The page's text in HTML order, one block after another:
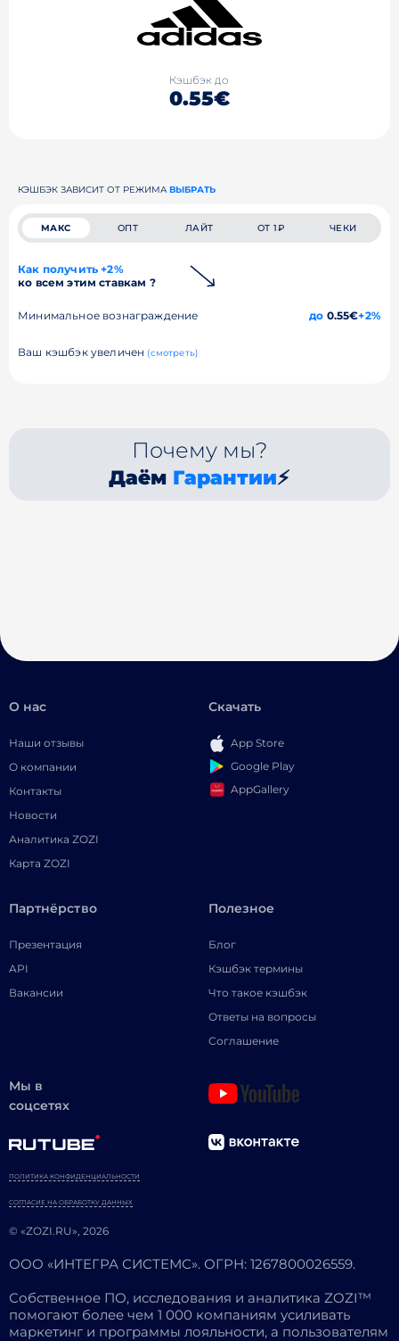
Кэшбэк до
0.55€
КЭШБЭК ЗАВИСИТ ОТ РЕЖИМА ВЫБРАТЬ
МАКС ОПТ ЛАЙТ ОТ 1₽ ЧЕКИ
Как получить +2%
ко всем этим ставкам ?
Минимальное вознаграждение до 0.55€+2%
Ваш кэшбэк увеличен (смотреть)
Почему мы?
Даём Гарантии⚡
О нас
Наши отзывы
О компании
Контакты
Новости
Аналитика ZOZI
Карта ZOZI
Скачать
App Store
Google Play
AppGallery
Партнёрство
Презентация
API
Вакансии
Полезное
Блог
Кэшбэк термины
Что такое кэшбэк
Ответы на вопросы
Соглашение
Мы в
соцсетях
© «ZOZI.RU», 2026
ПОЛИТИКА КОНФИДЕНЦИАЛЬНОСТИ
СОГЛАСИЕ НА ОБРАБОТКУ ДАННЫХ
ООО «ИНТЕГРА СИСТЕМС». ОГРН: 1267800026559.
Собственное ПО, исследования и аналитика ZOZI™
помогают более чем 1 000 компаниям усиливать
маркетинг и программы лояльности, а пользователям